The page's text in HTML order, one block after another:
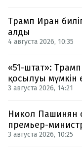
Трамп Иран
алды
4 августа 2026, 10:35
«51-штат»:
қосылуы мүмкін
3 августа 2026, 14:21
Никол Пашинян
премьер-
3 августа 2026, 10:25